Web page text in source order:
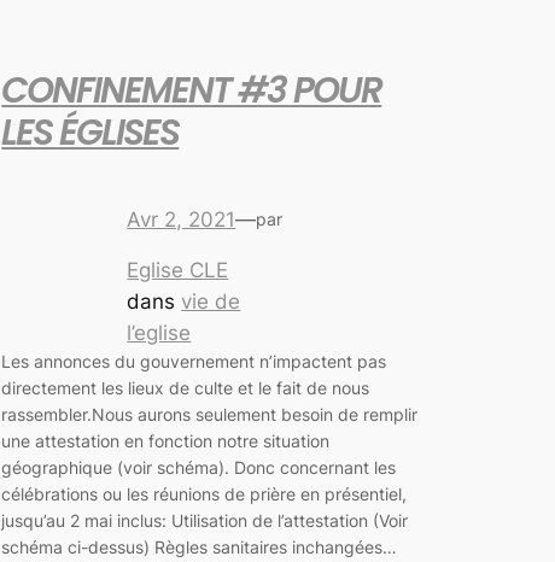
CONFINEMENT #3 POUR
LES ÉGLISES
Avr 2, 2021—par
Eglise CLE
dans vie de
l’eglise
Les annonces du gouvernement n’impactent pas
directement les lieux de culte et le fait de nous
rassembler.Nous aurons seulement besoin de remplir
une attestation en fonction notre situation
géographique (voir schéma). Donc concernant les
célébrations ou les réunions de prière en présentiel,
jusqu’au 2 mai inclus: Utilisation de l’attestation (Voir
schéma ci-dessus) Règles sanitaires inchangées…